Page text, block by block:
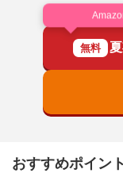
無料
おすすめポイント